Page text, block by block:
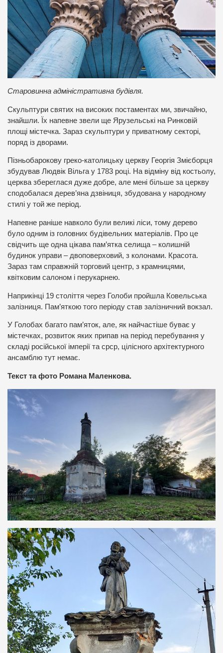
Старовинна адміністративна будівля.
Скульптури святих на високих постаментах ми, звичайно,
знайшли. Їх напевне звели ще Ярузельські на Ринковій
площі містечка. Зараз скульптури у приватному секторі,
поряд із дворами.
Пізньобарокову греко-католицьку церкву Георгія Змієборця
збудував Людвік Вільга у 1783 році. На відміну від костьолу,
церква збереглася дуже добре, але мені більше за церкву
сподобалася дерев’яна дзвіниця, збудована у народному
стилі у той же період.
Напевне раніше навколо були великі ліси, тому дерево
було одним із головних будівельних матеріалів. Про це
свідчить ще одна цікава пам’ятка селища – колишній
будинок управи – двоповерховий, з колонами. Красота.
Зараз там справжній торговий центр, з крамницями,
квітковим салоном і перукарнею.
Наприкінці 19 століття через Голоби пройшла Ковельська
залізниця. Пам’яткою того періоду став залізничний вокзал.
У Голобах багато пам’яток, але, як найчастіше буває у
містечках, розвиток яких припав на період перебування у
складі російської імперії та срср, цілісного архітектурного
ансамблю тут немає.
Текст та фото Романа Маленкова.